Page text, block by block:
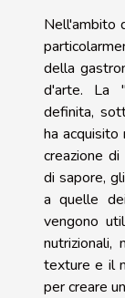
Nell'ambito
della
d'arte. La
definita,
ha acquisito
creazione
di sapore,
a quelle
vengono
texture e il
per creare